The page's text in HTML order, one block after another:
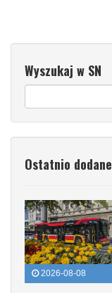
Wyszukaj w SN
Ostatnio dodane
2026-08-08